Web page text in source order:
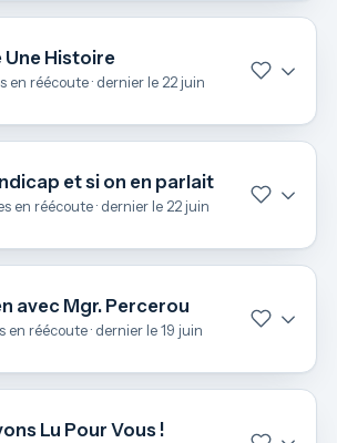
Une Histoire
en réécoute · dernier le 22 juin
Mon Handicap et si on en parlait
en réécoute · dernier le 22 juin
avec Mgr. Percerou
en réécoute · dernier le 19 juin
Lu Pour Vous !